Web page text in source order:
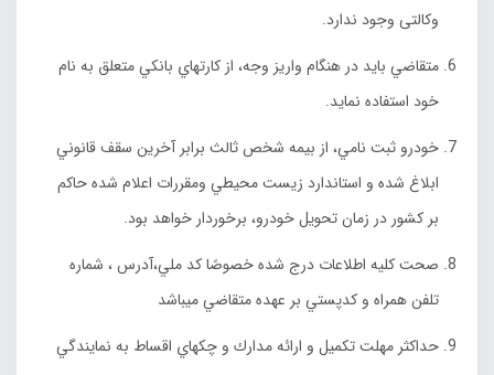
وكالتى وجود ندارد.
متقاضي بايد در هنگام واريز وجه، از كارتهاي بانكي متعلق به نام
خود استفاده نمايد.
خودرو ثبت نامي، از بيمه شخص ثالث برابر آخرين سقف قانوني
ابلاغ شده و استاندارد زيست محيطي ومقررات اعلام شده حاکم
بر کشور در زمان تحويل خودرو، برخوردار خواهد بود.
صحت كليه اطلاعات درج شده خصوصًا كد ملي،آدرس ، شماره
تلفن همراه و كدپستي بر عهده متقاضي ميباشد
حداكثر مهلت تكميل و ارائه مدارك و چكهاي اقساط به نمايندگي